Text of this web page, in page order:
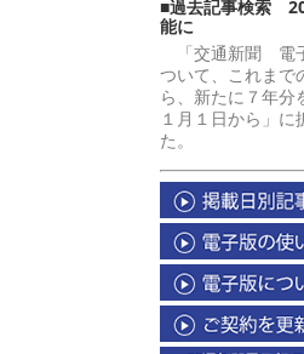
■過去記事検索
能に
「交通新聞 電
ついて、これまで
ら、新たに７年
１月１日から」に
た。 交